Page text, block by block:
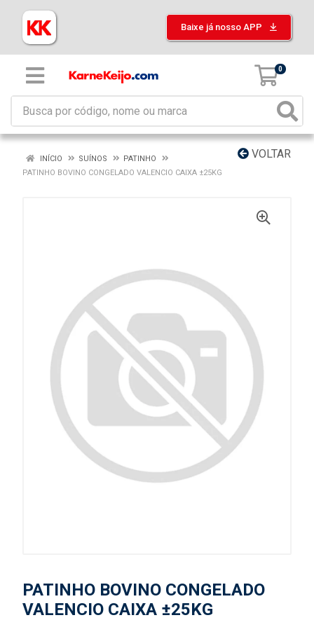
Baixe já nosso APP
0
VOLTAR
INÍCIO SUÍNOS
PATINHO
PATINHO BOVINO CONGELADO VALENCIO CAIXA ±25KG
PATINHO BOVINO CONGELADO
VALENCIO CAIXA ±25KG